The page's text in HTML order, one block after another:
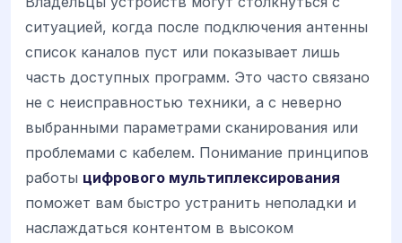
ситуацией, когда после подключения антенны
список каналов пуст или показывает лишь
часть доступных программ. Это часто связано
не с неисправностью техники, а с неверно
выбранными параметрами сканирования или
проблемами с кабелем. Понимание принципов
работы цифрового мультиплексирования
поможет вам быстро устранить неполадки и
наслаждаться контентом в высоком